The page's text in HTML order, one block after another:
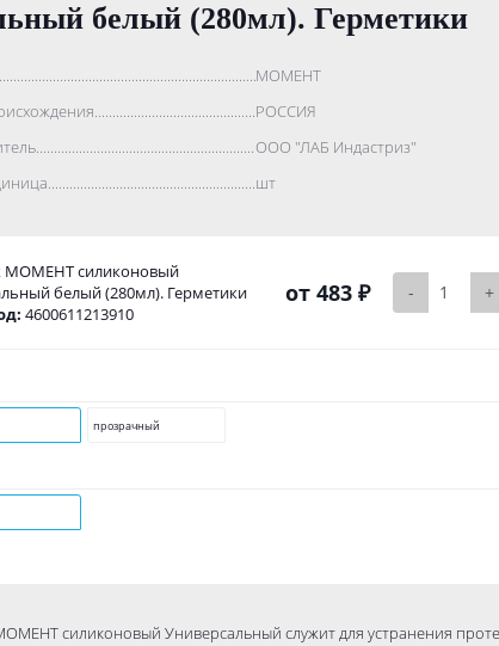
белый (280мл). Герметики
МОМЕНТ
РОССИЯ
ООО "ЛАБ Индастриз"
шт
МОМЕНТ силиконовый
белый (280мл). Герметики
4600611213910
от 483 ₽ - +
прозрачный
силиконовый Универсальный служит для устранения